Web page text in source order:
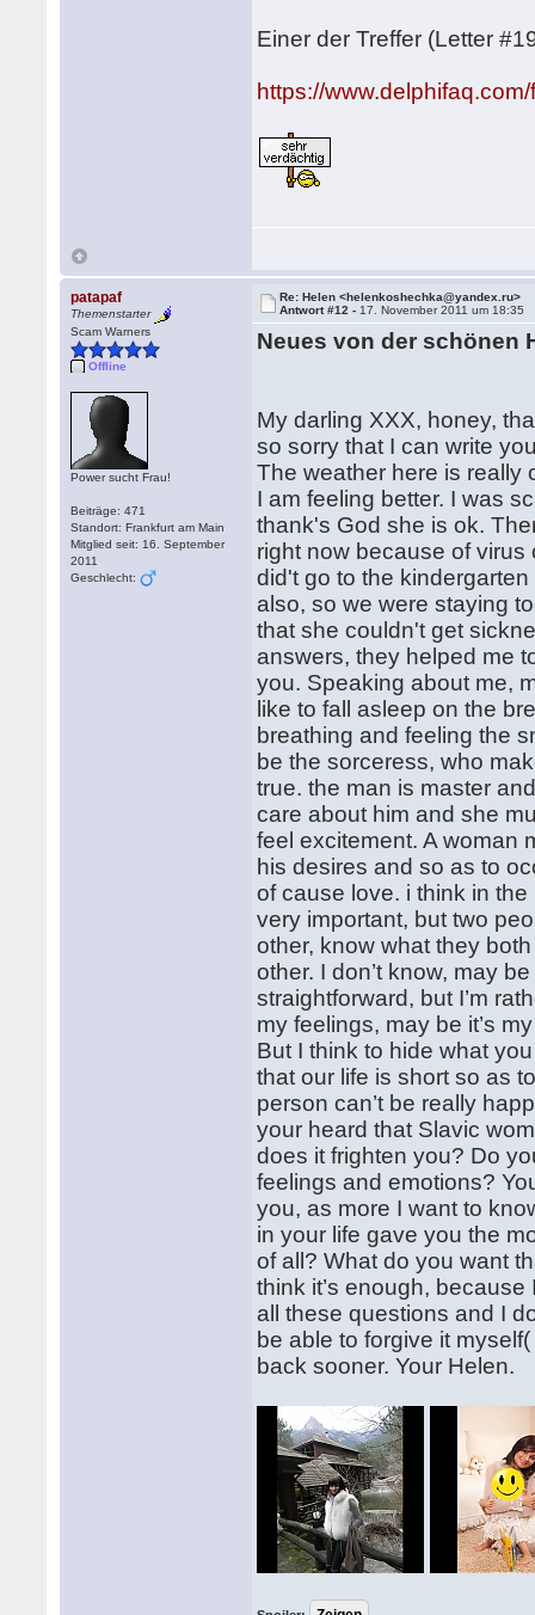
Einer der Treffer (Letter
https://
patapaf
Themenstarter
Scam Warners
Offline
Power sucht Frau!
Beiträge: 471
Standort: Frankfurt am Main
Mitglied seit: 16. September
2011
Geschlecht:
Re: Helen <helenkoshechka@yandex.ru>
Antwort #12 - 17. November 2011 um 18:35
Neues von der schönen
My darling XXX, honey,
so sorry that I can write
The weather here is really
I am feeling better. I was
thank's God she is ok.
right now because of virus
did't go to the
also, so we were staying
that she couldn't get
answers, they helped me
you. Speaking about me,
like to fall asleep on the
breathing and feeling the
be the sorceress, who
true. the man is master
care about him and she
feel excitement. A woman
his desires and so as to
of cause love. i think in
very important, but two
other, know what they
other. I don’t know, may
straightforward, but I’m
my feelings, may be it’s
But I think to hide what
that our life is short so as
person can’t be really
your heard that Slavic
does it frighten you? Do
feelings and emotions?
you, as more I want to
in your life gave you the
of all? What do you want
think it’s enough,
all these questions and I
be able to forgive it
back sooner. Your Helen.